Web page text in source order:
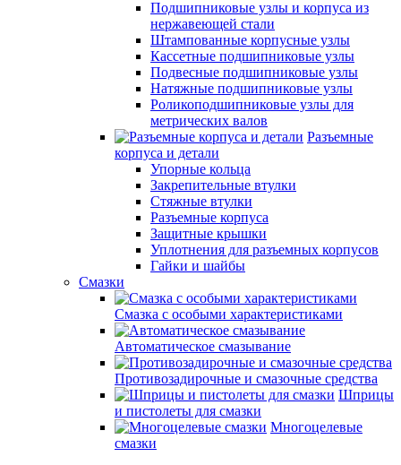
Подшипниковые узлы и корпуса из
нержавеющей стали
Штампованные корпусные узлы
Кассетные подшипниковые узлы
Подвесные подшипниковые узлы
Натяжные подшипниковые узлы
Роликоподшипниковые узлы для
метрических валов
Разъемные
корпуса и детали
Упорные кольца
Закрепительные втулки
Стяжные втулки
Разъемные корпуса
Защитные крышки
Уплотнения для разъемных корпусов
Гайки и шайбы
Смазки
Смазка с особыми характеристиками
Автоматическое смазывание
Противозадирочные и смазочные средства
Шприцы
и пистолеты для смазки
Многоцелевые
смазки